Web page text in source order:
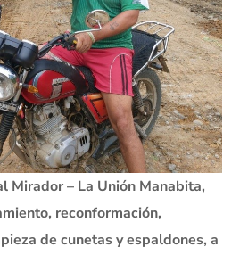
Mirador – La Unión Manabita,
reconformación,
de cunetas y espaldones, a